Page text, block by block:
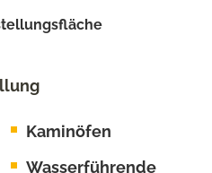
Kaminöfen
Wasserführende